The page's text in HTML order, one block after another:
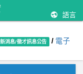
語言
消息/徵才訊息公告 / 電子